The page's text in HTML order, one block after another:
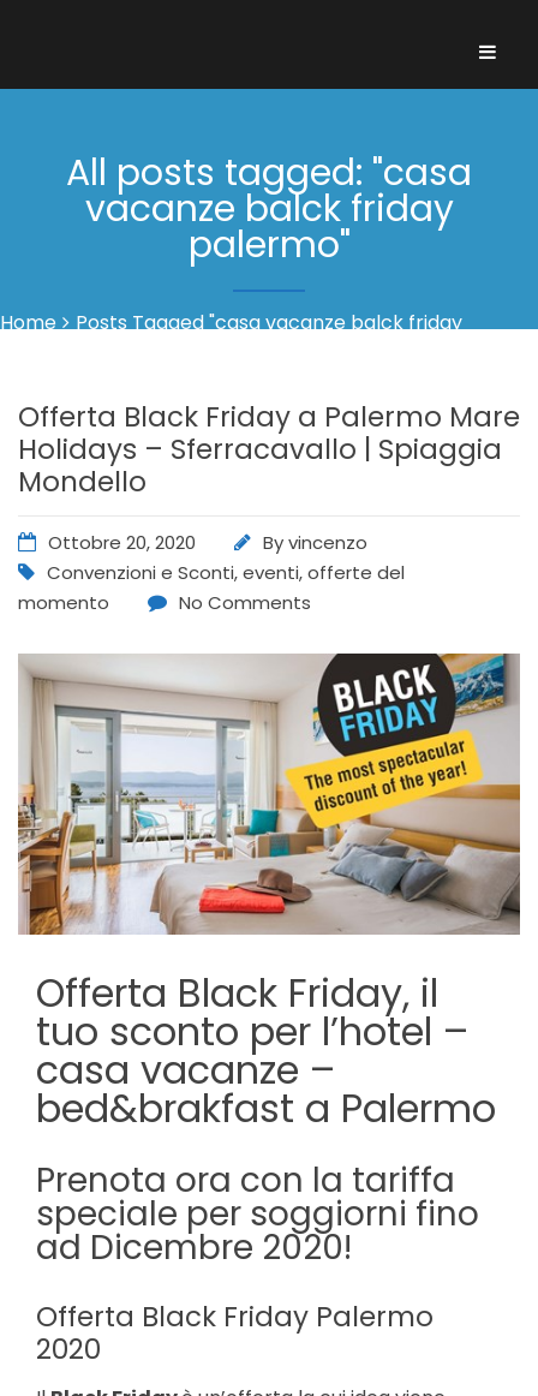
All posts tagged: "casa
vacanze balck friday
palermo"
Home
Posts Tagged "casa vacanze balck friday
Offerta Black Friday a Palermo Mare
Holidays – Sferracavallo | Spiaggia
Mondello
Ottobre 20, 2020 Byvincenzo
Convenzioni e Sconti,eventi,offerte del
momento
No Comments
Offerta Black Friday, il
tuo sconto per l’hotel –
casa vacanze –
bed&brakfast a Palermo
Prenota ora con la tariffa
speciale per soggiorni fino
ad Dicembre 2020!
Offerta Black Friday Palermo
2020